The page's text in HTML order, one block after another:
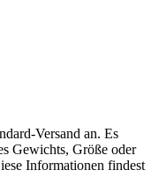
Versand an. Es
Gewichts, Größe oder
Informationen findest